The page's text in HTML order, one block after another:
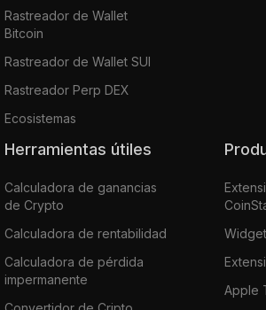
Rastreador de Wallet
Bitcoin
Rastreador de Wallet SUI
Rastreador Perp DEX
Ecosistemas
Herramientas útiles
Calculadora de ganancias
de Crypto
Calculadora de rentabilidad
Calculadora de pérdida
impermanente
Apple